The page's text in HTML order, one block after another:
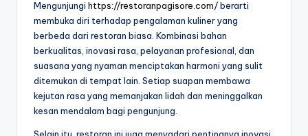
Mengunjungi https://restoranpagisore.com/berarti
membuka diri terhadap pengalaman kuliner yang
berbeda dari restoran biasa. Kombinasi bahan
berkualitas, inovasi rasa, pelayanan profesional, dan
suasana yang nyaman menciptakan harmoni yang sulit
ditemukan di tempat lain. Setiap suapan membawa
kejutan rasa yang memanjakan lidah dan meninggalkan
kesan mendalam bagi pengunjung.
Selain itu, restoran ini juga menyadari pentingnya inovasi